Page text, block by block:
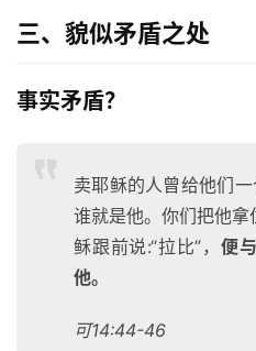
三、貌似矛盾之处
事实矛盾？
卖耶稣的人曾给他们一
谁就是他。你们把他
稣跟前说:“拉比”， 便
他。
可14:44-46